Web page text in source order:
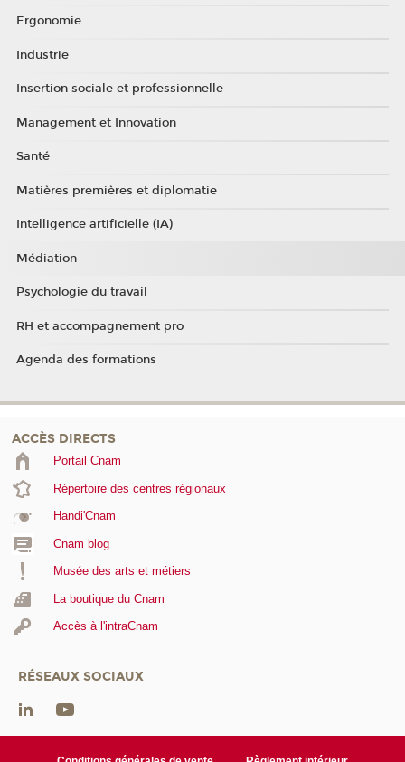
Ergonomie
Industrie
Insertion sociale et professionnelle
Management et Innovation
Santé
Matières premières et diplomatie
Intelligence artificielle (IA)
Médiation
Psychologie du travail
RH et accompagnement pro
Agenda des formations
ACCÈS DIRECTS
Portail Cnam
Répertoire des centres régionaux
Handi'Cnam
Cnam blog
Musée des arts et métiers
La boutique du Cnam
Accès à l'intraCnam
RÉSEAUX SOCIAUX